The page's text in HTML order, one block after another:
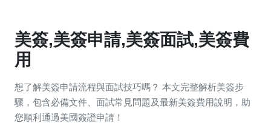
美簽,美簽申請,美簽面試,美簽費
用
想了解美簽申請流程與面試技巧嗎？ 本文完整解析美簽步
驟，包含必備文件、面試常見問題及最新美簽費用說明，助
您順利通過美國簽證申請！